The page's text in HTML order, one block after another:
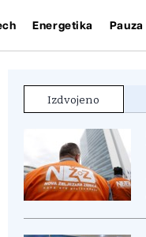
Energetika Pauza
Izdvojeno